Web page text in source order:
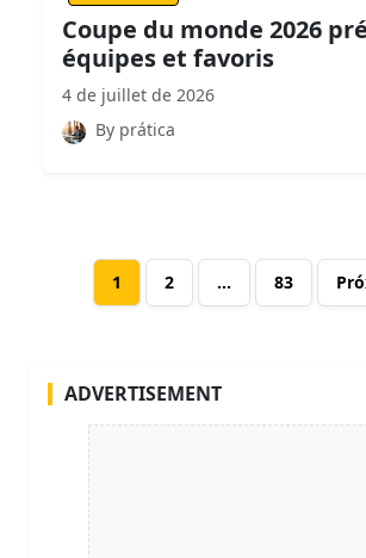
Coupe du monde 2026
équipes et favoris
4 de juillet de 2026
By prática
1 2 … 83
ADVERTISEMENT